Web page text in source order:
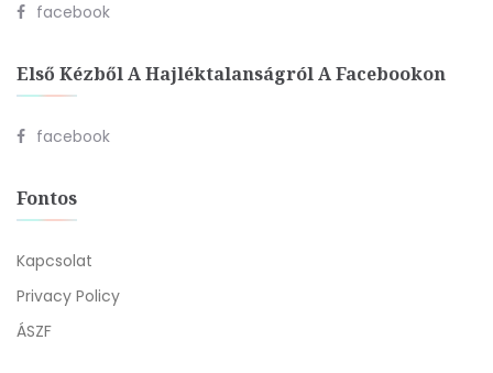
facebook
Első Kézből A Hajléktalanságról A Facebookon
facebook
Fontos
Kapcsolat
Privacy Policy
ÁSZF